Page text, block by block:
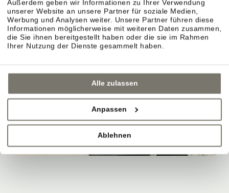
Außerdem geben wir Informationen zu Ihrer Verwendung
unserer Website an unsere Partner für soziale Medien,
Werbung und Analysen weiter. Unsere Partner führen diese
Informationen möglicherweise mit weiteren Daten zusammen,
die Sie ihnen bereitgestellt haben oder die sie im Rahmen
Ihrer Nutzung der Dienste gesammelt haben.
Alle zulassen
Anpassen
Ablehnen